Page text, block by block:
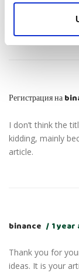
Регистрация на
I don’t think the
kidding, mainly
article.
binance 1 year
Thank you for
ideas. It is your